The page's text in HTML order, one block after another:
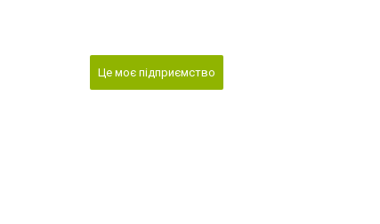
Це моє підприємство